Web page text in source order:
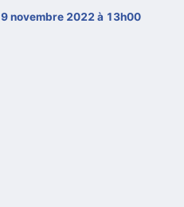
9 novembre 2022 à 13h00